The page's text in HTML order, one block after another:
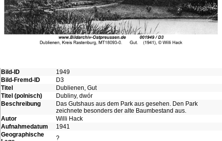
Bild-ID
1949
Bild-Fremd-ID
D3
Titel
Dublienen, Gut
Titel (polnisch)
Dubliny, dwór
Beschreibung
Das Gutshaus aus dem Park aus gesehen. Den Park
zeichnete besonders der alte Baumbestand aus.
Autor
Willi Hack
Aufnahmedatum
1941
Geographische
?